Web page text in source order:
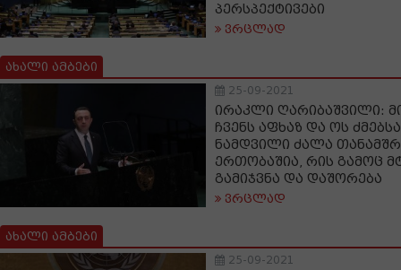
პერსპექტივები
ვრცლად
ახალი ამბები
25-09-2021
ირაკლი ღარიბაშვილი:
ჩვენს აფხაზ და ოს
ნამდვილი ძალა
ერთობაშია, რის გამოც
გამიჯვნა და დაშორება
ვრცლად
ახალი ამბები
25-09-2021